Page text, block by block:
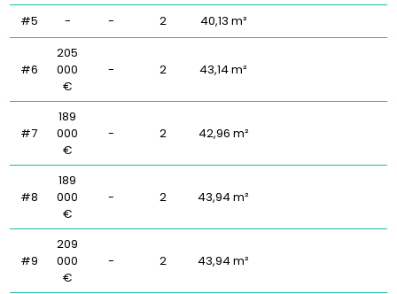
#5 - - 2 40,13 m²
#6
205
000
€
- 2 43,14 m²
#7
189
000
€
- 2 42,96 m²
#8
189
000
€
- 2 43,94 m²
#9
209
000
€
- 2 43,94 m²